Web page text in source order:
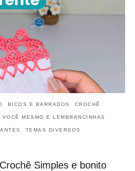
BICOS E BARRADOS CROCHÊ
VOCÊ MESMO E LEMBRANCINHAS
TEMAS DIVERSOS
Simples e bonito